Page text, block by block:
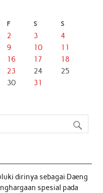
F S S
2 3
4
9 10
11
16 17
18
23 24
25
30
31
dirinya sebagai Daeng
spesial pada